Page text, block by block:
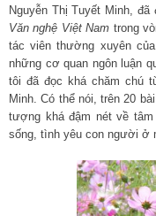
Nguyễn Thị Tuyết Minh,
Văn nghệ Việt Nam trong
tác viên thường xuyên
những cơ quan ngôn luận
tôi đã đọc khá chăm chú
Minh. Có thể nói, trên 20
tượng khá đậm nét về
sống, tình yêu con người ở